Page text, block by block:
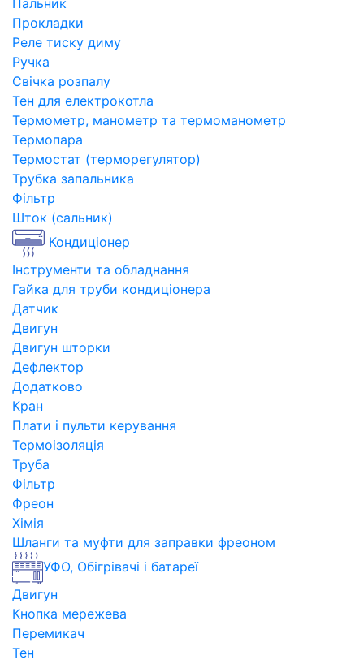
Пальник
Прокладки
Реле тиску диму
Ручка
Свічка розпалу
Тен для електрокотла
Термометр, манометр та термоманометр
Термопара
Термостат (терморегулятор)
Трубка запальника
Фільтр
Шток (сальник)
Кондиціонер
Інструменти та обладнання
Гайка для труби кондиціонера
Датчик
Двигун
Двигун шторки
Дефлектор
Додатково
Кран
Плати і пульти керування
Термоізоляція
Труба
Фільтр
Фреон
Хімія
Шланги та муфти для заправки фреоном
УФО, Обігрівачі і батареї
Двигун
Кнопка мережева
Перемикач
Тен